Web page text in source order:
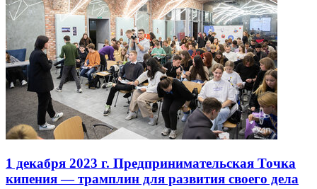
1 декабря 2023 г. Предпринимательская Точка
кипения — трамплин для развития своего дела